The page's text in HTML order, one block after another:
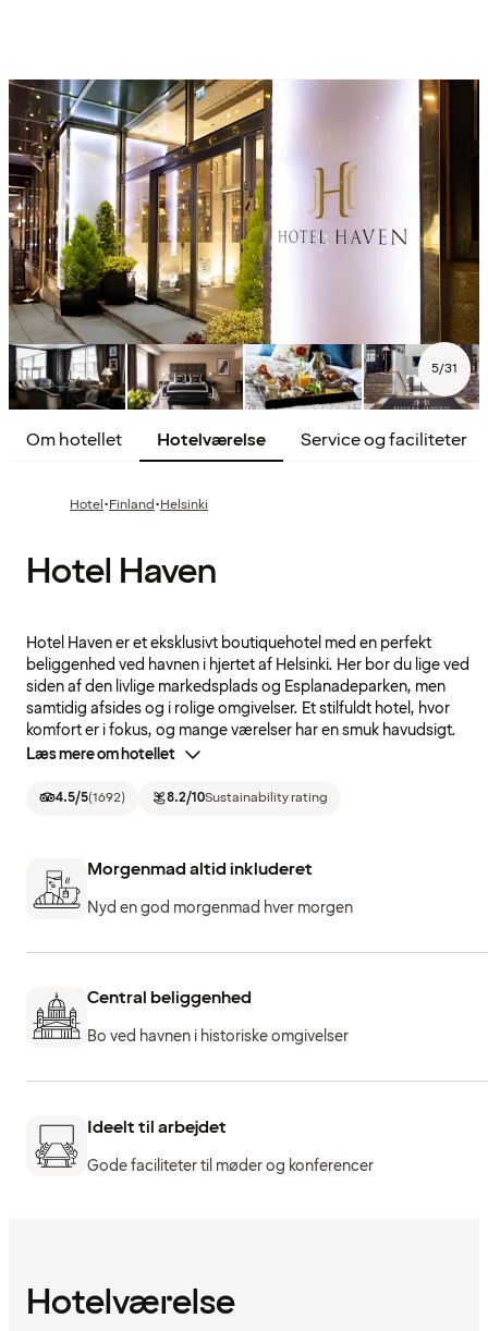
5/31
Om hotellet Hotelværelse Service og faciliteter
Hotel·Finland·Helsinki
Hotel Haven
Hotel Haven er et eksklusivt boutiquehotel med en perfekt
beliggenhed ved havnen i hjertet af Helsinki. Her bor du lige ved
siden af den livlige markedsplads og Esplanadeparken, men
samtidig afsides og i rolige omgivelser. Et stilfuldt hotel, hvor
komfort er i fokus, og mange værelser har en smuk havudsigt.
Læs mere om hotellet
4.5/5(1692) 8.2/10Sustainability rating
Morgenmad altid inkluderet
Nyd en god morgenmad hver morgen
Central beliggenhed
Bo ved havnen i historiske omgivelser
Ideelt til arbejdet
Gode faciliteter til møder og konferencer
Hotelværelse